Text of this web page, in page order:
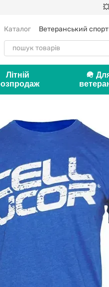
Каталог Ветеранський спорт
Оплата і доставка
Відгуки про магазин
Літній
🪖